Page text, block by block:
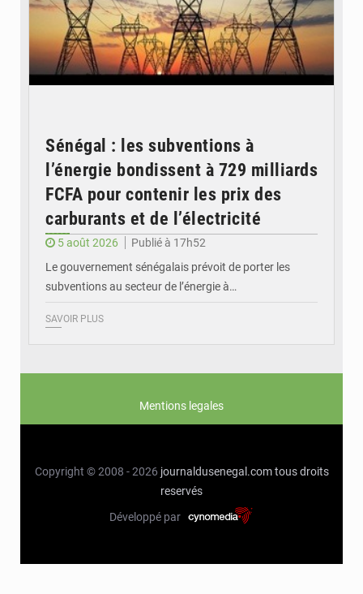
Sénégal : les subventions à
l’énergie bondissent à 729 milliards
FCFA pour contenir les prix des
carburants et de l’électricité
5 août 2026
Publié à 17h52
Le gouvernement sénégalais prévoit de porter les
subventions au secteur de l’énergie à…
SAVOIR PLUS
Mentions legales
Copyright © 2008 - 2026 journaldusenegal.com tous droits
reservés
Développé par